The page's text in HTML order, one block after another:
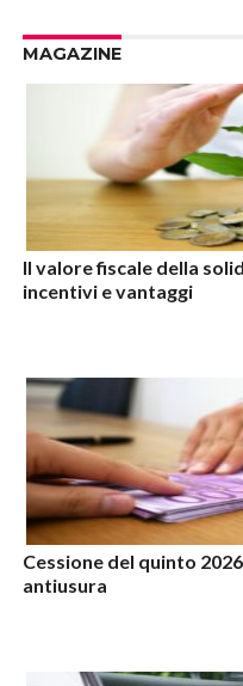
MAGAZINE
Il valore fiscale della
incentivi e vantaggi
Cessione del quinto
antiusura